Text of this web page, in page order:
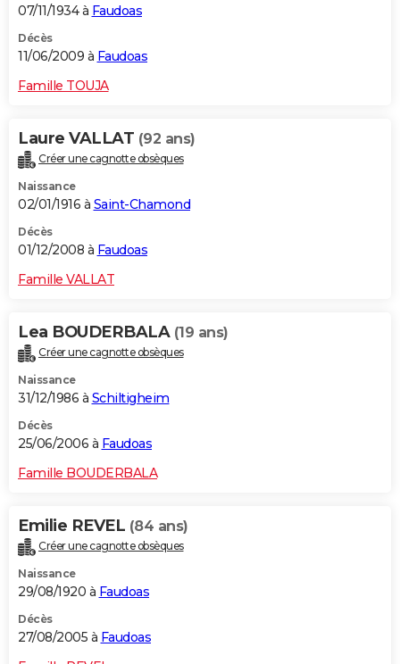
07/11/1934 à Faudoas
Décès
11/06/2009 à Faudoas
Famille TOUJA
Laure VALLAT (92 ans)
Créer une cagnotte obsèques
Naissance
02/01/1916 à Saint-Chamond
Décès
01/12/2008 à Faudoas
Famille VALLAT
Lea BOUDERBALA (19 ans)
Créer une cagnotte obsèques
Naissance
31/12/1986 à Schiltigheim
Décès
25/06/2006 à Faudoas
Famille BOUDERBALA
Emilie REVEL (84 ans)
Créer une cagnotte obsèques
Naissance
29/08/1920 à Faudoas
Décès
27/08/2005 à Faudoas